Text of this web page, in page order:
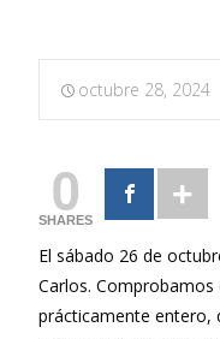
octubre 28, 2024
0
SHARES
El sábado 26 de
Carlos. Comprobamos
prácticamente entero,